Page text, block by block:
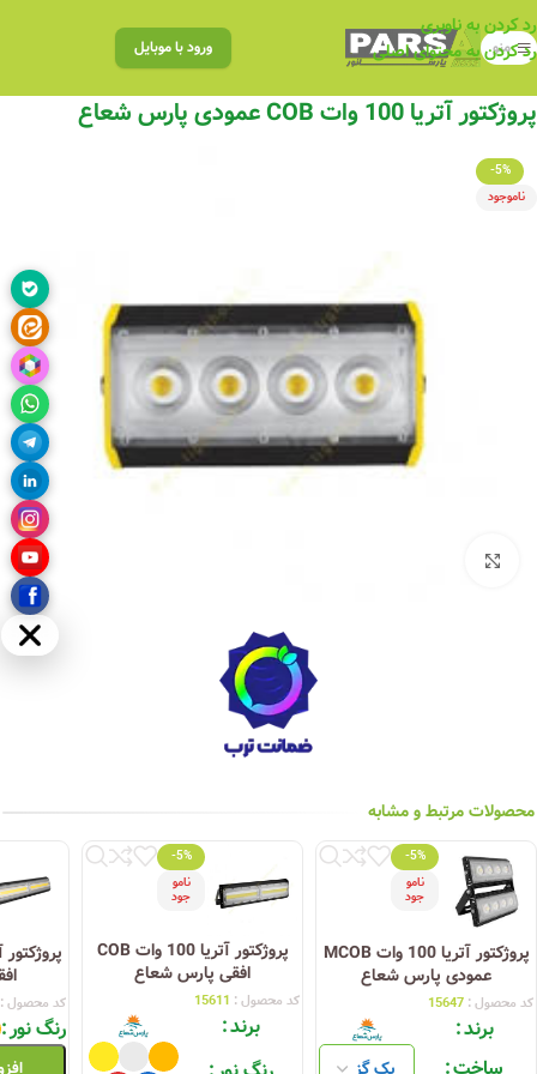
رد کردن به ناوبری
رد کردن به محتوای اصلی
منو ورود با موبایل
پروژکتور آتریا 100 وات COB عمودی پارس شعاع
-5%
ناموجود
محصولات مرتبط و مشابه
-5%
نامو
جود
پروژکتور آتریا 100 وات MCOB
عمودی پارس شعاع
کد محصول : 15647
برند
-5%
نامو
جود
پروژکتور آتریا 100 وات COB
افقی پارس شعاع
کد محصول : 15611
برند
کد محصول
رنگ نور